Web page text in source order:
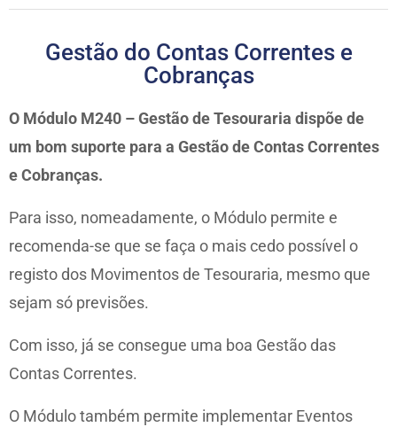
Gestão do Contas Correntes e
Cobranças
O Módulo M240 – Gestão de Tesouraria dispõe de
um bom suporte para a Gestão de Contas Correntes
e Cobranças.
Para isso, nomeadamente, o Módulo permite e
recomenda-se que se faça o mais cedo possível o
registo dos Movimentos de Tesouraria, mesmo que
sejam só previsões.
Com isso, já se consegue uma boa Gestão das
Contas Correntes.
O Módulo também permite implementar Eventos